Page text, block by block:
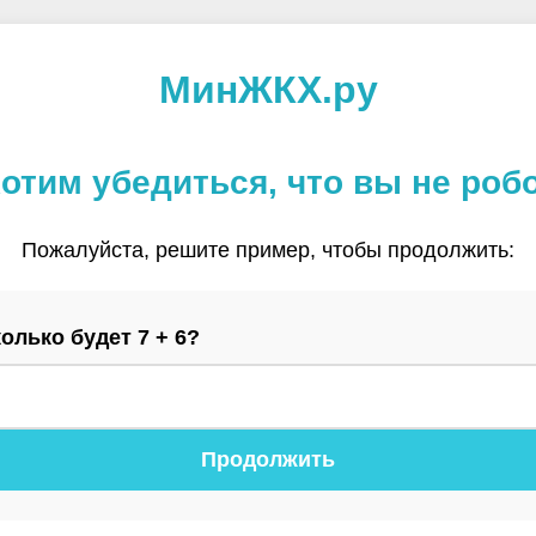
МинЖКХ.ру
убедиться, что вы не
Пожалуйста, решите пример, чтобы продолжить:
будет 7 + 6?
Продолжить